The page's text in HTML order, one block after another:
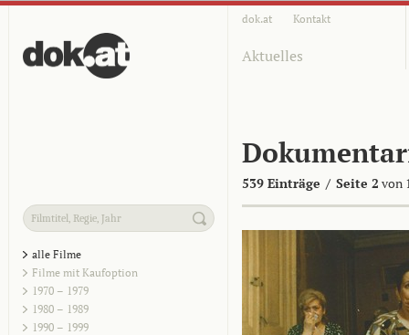
dok.at Kontakt
Aktuelles
539 Einträge / Seite 2 von
alle Filme
Filme mit Kaufoption
1970 – 1979
1980 – 1989
1990 – 1999